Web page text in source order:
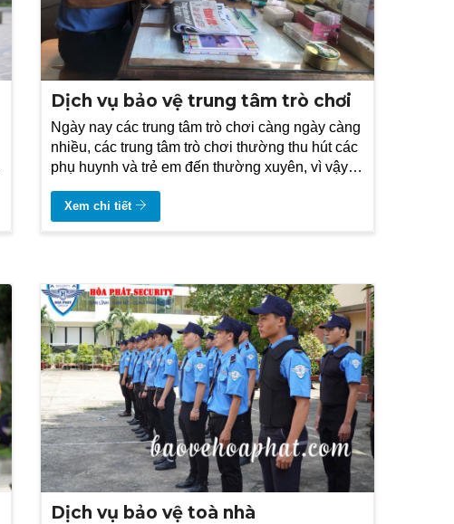
Dịch vụ bảo vệ trung tâm trò chơi
Ngày nay các trung tâm trò chơi càng ngày càng
nhiều, các trung tâm trò chơi thường thu hút các
phụ huynh và trẻ em đến thường xuyên, vì vậy
bảo an toàn và an ninh ở nơi vui chơi giải trí này.
Xem chi tiết
Dịch vụ bảo vệ toà nhà